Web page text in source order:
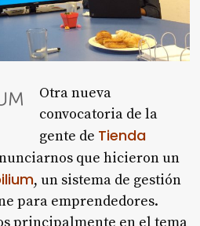
Otra nueva
convocatoria de la
gente de Tienda
que hicieron un
, un sistema de gestión
para emprendedores.